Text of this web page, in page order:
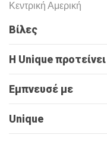
Κεντρική Αμερική
Βίλες
Η Unique προτείνει
Εμπνευσέ με
Unique